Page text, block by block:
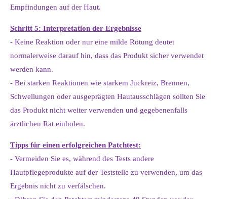
Empfindungen auf der Haut.
Schritt 5: Interpretation der Ergebnisse
- Keine Reaktion oder nur eine milde Rötung deutet
normalerweise darauf hin, dass das Produkt sicher verwendet
werden kann.
- Bei starken Reaktionen wie starkem Juckreiz, Brennen,
Schwellungen oder ausgeprägten Hautausschlägen sollten Sie
das Produkt nicht weiter verwenden und gegebenenfalls
ärztlichen Rat einholen.
Tipps für einen erfolgreichen Patchtest:
- Vermeiden Sie es, während des Tests andere
Hautpflegeprodukte auf der Teststelle zu verwenden, um das
Ergebnis nicht zu verfälschen.